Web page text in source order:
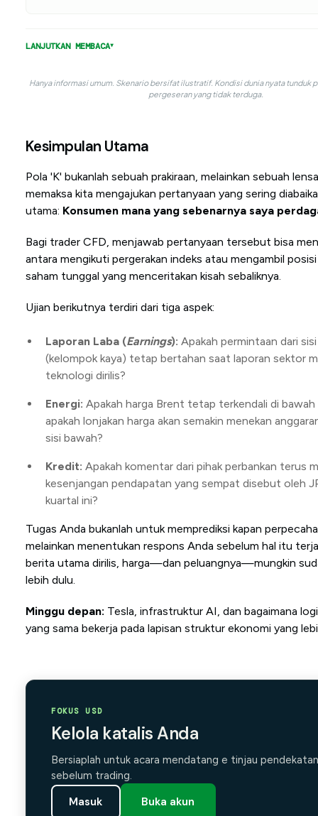
LANJUTKAN MEMBACA
Hanya informasi umum. Skenario bersifat ilustratif. Kondisi dunia nyata tunduk
pergeseran yang tidak terduga.
Kesimpulan Utama
Pola 'K' bukanlah sebuah prakiraan, melainkan sebuah
memaksa kita mengajukan pertanyaan yang sering
utama: Konsumen mana yang sebenarnya saya
Bagi trader CFD, menjawab pertanyaan tersebut bisa
antara mengikuti pergerakan indeks atau mengambil
saham tunggal yang menceritakan kisah sebaliknya.
Ujian berikutnya terdiri dari tiga aspek:
Laporan Laba (Earnings): Apakah permintaan dari
(kelompok kaya) tetap bertahan saat laporan sektor
teknologi dirilis?
Energi: Apakah harga Brent tetap terkendali di
apakah lonjakan harga akan semakin menekan
sisi bawah?
Kredit: Apakah komentar dari pihak perbankan terus
kesenjangan pendapatan yang sempat disebut oleh
kuartal ini?
Tugas Anda bukanlah untuk memprediksi kapan
melainkan menentukan respons Anda sebelum hal itu
berita utama dirilis, harga—dan peluangnya—mungkin
lebih dulu.
Minggu depan: Tesla, infrastruktur AI, dan bagaimana
yang sama bekerja pada lapisan struktur ekonomi yang
FOKUS USD
Kelola katalis Anda
Bersiaplah untuk acara mendatang e tinjau
sebelum trading.
Masuk Buka akun